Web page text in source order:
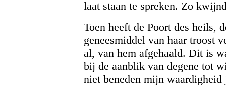
laat staan te spreken. Zo
Toen heeft de Poort des heils,
geneesmiddel van haar troost
al, van hem afgehaald. Dit is
bij de aanblik van degene tot
niet beneden mijn